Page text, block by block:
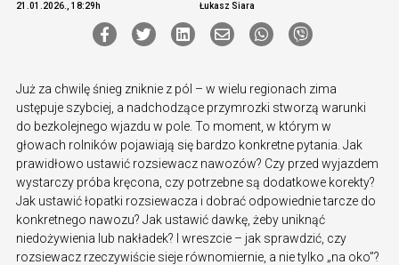
21.01.2026., 18:29h Łukasz Siara
Już za chwilę śnieg zniknie z pól – w wielu regionach zima
ustępuje szybciej, a nadchodzące przymrozki stworzą warunki
do bezkolejnego wjazdu w pole. To moment, w którym w
głowach rolników pojawiają się bardzo konkretne pytania. Jak
prawidłowo ustawić rozsiewacz nawozów? Czy przed wyjazdem
wystarczy próba kręcona, czy potrzebne są dodatkowe korekty?
Jak ustawić łopatki rozsiewacza i dobrać odpowiednie tarcze do
konkretnego nawozu? Jak ustawić dawkę, żeby uniknąć
niedożywienia lub nakładek? I wreszcie – jak sprawdzić, czy
rozsiewacz rzeczywiście sieje równomiernie, a nie tylko „na oko”?